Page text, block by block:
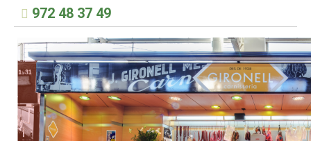
972 48 37 49